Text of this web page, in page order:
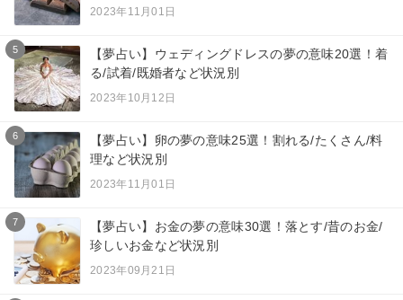
2023年11月01日
5
【夢占い】ウェディングドレスの夢の意味20選！着
る/試着/既婚者など状況別
2023年10月12日
6
【夢占い】卵の夢の意味25選！割れる/たくさん/料
理など状況別
2023年11月01日
7
【夢占い】お金の夢の意味30選！落とす/昔のお金/
珍しいお金など状況別
2023年09月21日